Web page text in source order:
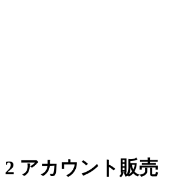
アカウント販売